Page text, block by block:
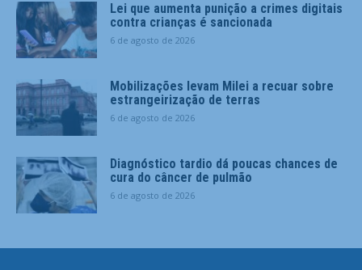
Lei que aumenta punição a crimes digitais
contra crianças é sancionada
6 de agosto de 2026
Mobilizações levam Milei a recuar sobre
estrangeirização de terras
6 de agosto de 2026
Diagnóstico tardio dá poucas chances de
cura do câncer de pulmão
6 de agosto de 2026